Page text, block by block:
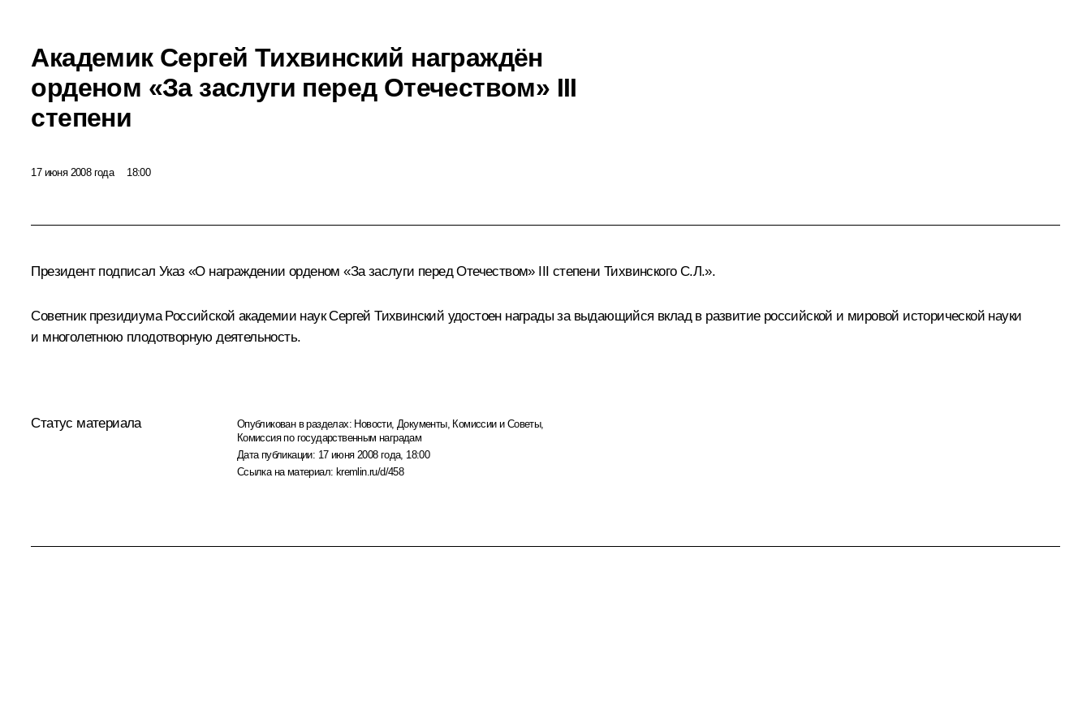
Академик Сергей Тихвинский награждён
орденом «За заслуги перед Отечеством» III
степени
17 июня 2008 года 18:00
Президент подписал Указ «О награждении орденом «За заслуги перед Отечеством»III степени Тихвинского С.Л.».
Советник президиума Российской академии наук Сергей Тихвинский удостоен награды за выдающийся вклад в развитие российской и мировой исторической науки
и многолетнюю плодотворную деятельность.
Статус материала Опубликован в разделах: Новости,Документы, Комиссии и Советы,
Комиссия по государственным наградам
Дата публикации: 17 июня 2008 года, 18:00
Ссылка на материал: kremlin.ru/d/458